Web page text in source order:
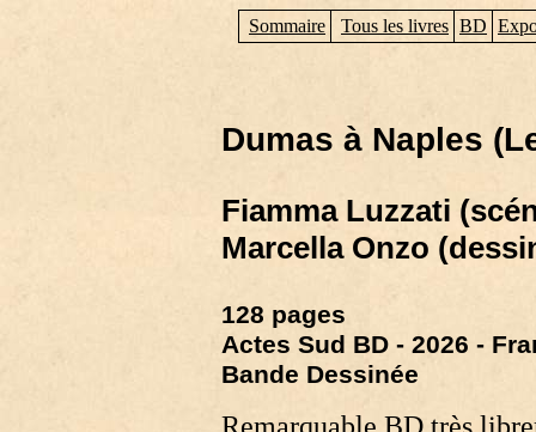
Sommaire Tous les livres BD
Dumas à Naples
Fiamma Luzzati
Marcella Onzo
128 pages
Actes Sud BD - 2026 -
Bande Dessinée
Remarquable BD très